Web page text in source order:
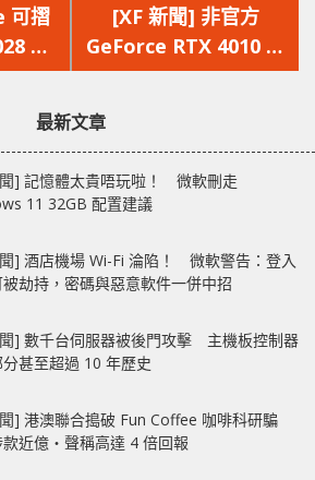
可摺
推
2 部
一
篇
文
[XF 新聞] 非官方
GeForce RTX 4010 現
身中國 真身竟然是
最新文章
] 記憶體太貴唔玩啦！ 微軟刪走
11 32GB 配置建議
] 酒店機場 Wi-Fi 淪陷！ 微軟警告：登入
劫持，密碼與惡意軟件一併中招
] 數千台伺服器被後門攻擊 主機板控制器
甚至超過 10 年歷史
] 港澳聯合搗破 Fun Coffee 咖啡科研騙
近億‧聲稱高達 4 倍回報